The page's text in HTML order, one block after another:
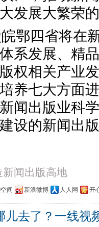
发展大繁荣
鄂四省将在
系发展、精
权相关产业
养七大方面
闻出版业科
设的新闻出
闻出版高地
间 新浪微博 人人网 开
儿去了？一线视